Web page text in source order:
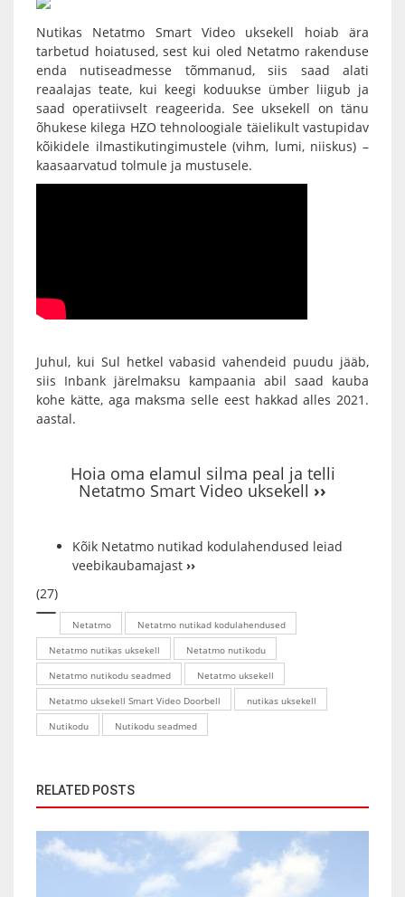
Nutikas Netatmo Smart Video uksekell hoiab ära
tarbetud hoiatused, sest kui oled Netatmo rakenduse
enda nutiseadmesse tõmmanud, siis saad alati
reaalajas teate, kui keegi koduukse ümber liigub ja
saad operatiivselt reageerida. See uksekell on tänu
õhukese kilega HZO tehnoloogiale täielikult vastupidav
kõikidele ilmastikutingimustele (vihm, lumi, niiskus) –
kaasaarvatud tolmule ja mustusele.
Juhul, kui Sul hetkel vabasid vahendeid puudu jääb,
siis Inbank järelmaksu kampaania abil saad kauba
kohe kätte, aga maksma selle eest hakkad alles 2021.
aastal.
Hoia oma elamul silma peal ja telli
Netatmo Smart Video uksekell ››
Kõik Netatmo nutikad kodulahendused leiad
veebikaubamajast ››
(27)
Netatmo
Netatmo nutikad kodulahendused
Netatmo nutikas uksekell
Netatmo nutikodu
Netatmo nutikodu seadmed
Netatmo uksekell
Netatmo uksekell Smart Video Doorbell
nutikas uksekell
Nutikodu
Nutikodu seadmed
RELATED POSTS